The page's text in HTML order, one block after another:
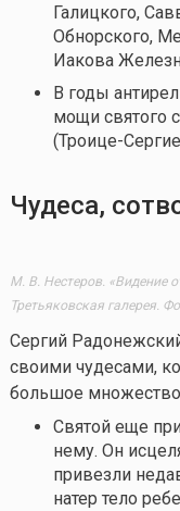
Галицкого,
Обнорского,
Иакова
В годы
мощи святого
(Троице-
Чудеса,
М. В. Нестеров. «Видение
Третьяковская галерея.
Сергий
своими чудесами,
большое
Святой еще
нему. Он
привезли
натер тело